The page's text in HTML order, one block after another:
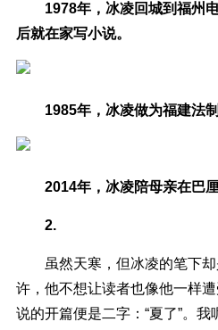
1978年，冰凌回城到福州
后就在家写小说。
1985年，冰凌做为福建法
2014年，冰凌陪母亲在巴厘
2.
虽然天寒，但冰凌的笔下
许，他不想让读者也像他一样
说的开篇便是二字：“夏了”。